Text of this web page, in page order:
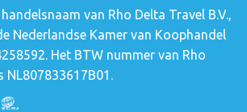
van Rho Delta Travel B.V.,
Nederlandse Kamer van Koophandel
Het BTW nummer van Rho
NL807833617B01.